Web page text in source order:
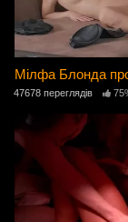
Мілфа Блонда
47678 переглядів